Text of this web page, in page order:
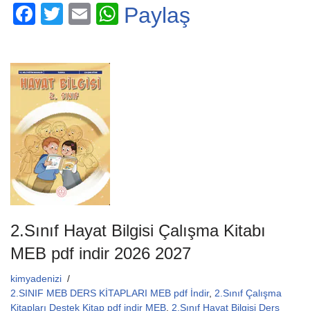
F
c
e
b
o
o
k
T
tt
er
E
ail
W
Paylaş
2.Sınıf Hayat Bilgisi Çalışma Kitabı
MEB pdf indir 2026 2027
kimyadenizi
2.SINIF MEB DERS KİTAPLARI MEB pdf İndir, 2.Sınıf Çalışma
Kitapları Destek Kitap pdf indir MEB 2.Sınıf Hayat Bilgisi Ders